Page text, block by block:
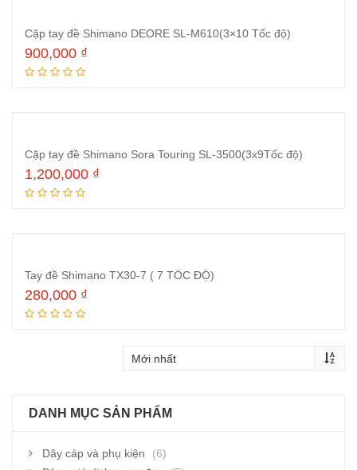
Cặp tay đề Shimano DEORE SL-M610(3×10 Tốc độ)
900,000 ₫
Cặp tay đề Shimano Sora Touring SL-3500(3x9Tốc độ)
1,200,000 ₫
Tay đề Shimano TX30-7 ( 7 TỐC ĐỘ)
280,000 ₫
DANH MỤC SẢN PHẨM
Dây cáp và phụ kiện
(6)